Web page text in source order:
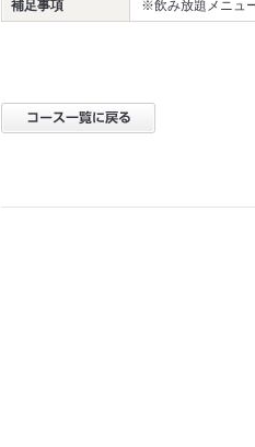
補足事項 ※飲み放題メニュ